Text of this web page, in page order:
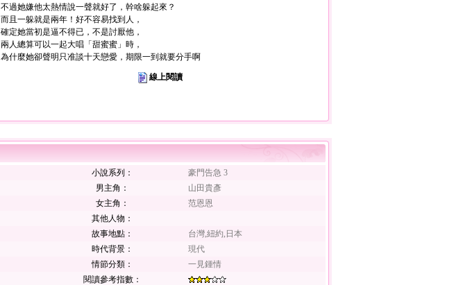
不過她嫌他太熱情說一聲就好了，幹啥躲起來？
而且一躲就是兩年！好不容易找到人，
確定她當初是逼不得已，不是討厭他，
兩人總算可以一起大唱「甜蜜蜜」時，
為什麼她卻聲明只准談十天戀愛，期限一到就要分手啊
線上閱讀
小說系列：
豪門告急 3
男主角：
山田貴彥
女主角：
范恩恩
其他人物：
故事地點：
台灣,紐約,日本
時代背景：
現代
情節分類：
一見鍾情
閱讀參考指數：